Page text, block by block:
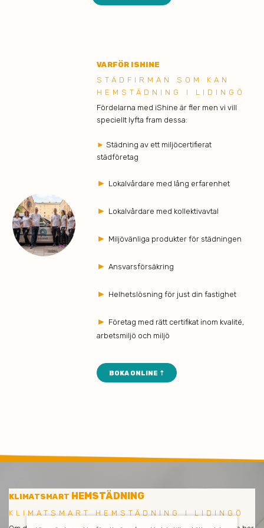
VARFÖR ISHINE
STÄDFIRMAN SOM KAN
HEMSTÄDNING I LIDINGÖ
Fördelarna med iShine är fler men vi vill
speciellt lyfta fram dessa:
► Städning av ett miljöcertifierat
städföretag
► Lokalvårdare med lång erfarenhet
► Lokalvårdare med kollektivavtal
► Miljövänliga produkter för städningen
►Ansvarsförsäkring
► Helhetslösning för just din fastighet
► Företag med rätt certifikat inom kvalité,
arbetsmiljö och miljö
BOKA ONLINE ⇡
KLIMATSMART HEMSTÄDNING
KLIMATSMART HEMSTÄDNING I LIDINGÖ